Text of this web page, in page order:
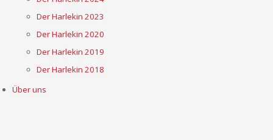
Der Harlekin 2023
Der Harlekin 2020
Der Harlekin 2019
Der Harlekin 2018
Über uns